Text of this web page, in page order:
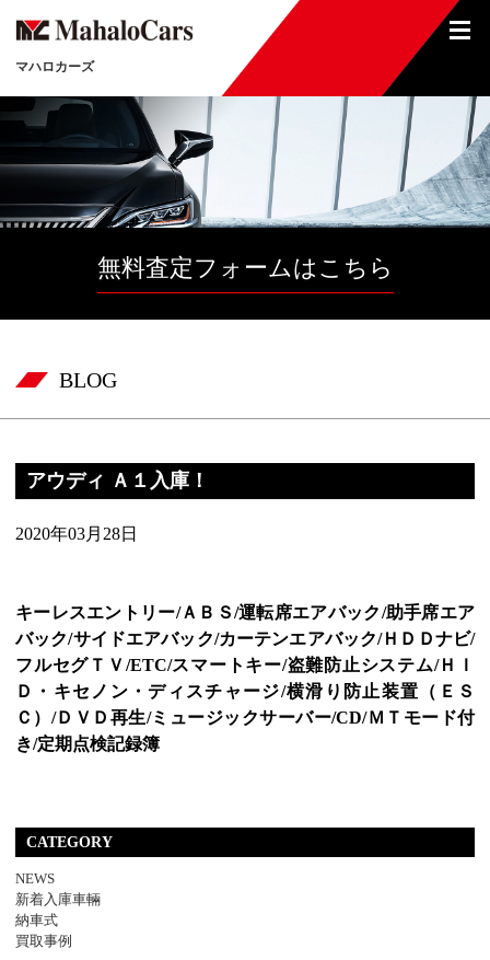
マハロカーズ
無料査定フォームはこちら
BLOG
アウディ Ａ１入庫！
2020年03月28日
キーレスエントリー/ＡＢＳ/運転席エアバック/助手席エア
バック/サイドエアバック/カーテンエアバック/ＨＤＤナビ/
フルセグＴＶ/ETC/スマートキー/盗難防止システム/ＨＩ
Ｄ・キセノン・ディスチャージ/横滑り防止装置（ＥＳ
Ｃ）/ＤＶＤ再生/ミュージックサーバー/CD/ＭＴモード付
き/定期点検記録簿
CATEGORY
NEWS
新着入庫車輛
納車式
買取事例